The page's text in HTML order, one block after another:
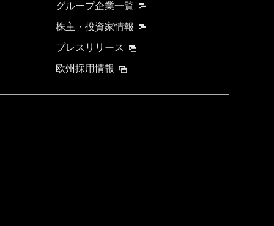
グループ企業一覧
株主・投資家情報
プレスリリース
欧州採用情報